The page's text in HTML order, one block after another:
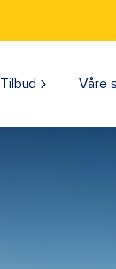
Tilbud Våre